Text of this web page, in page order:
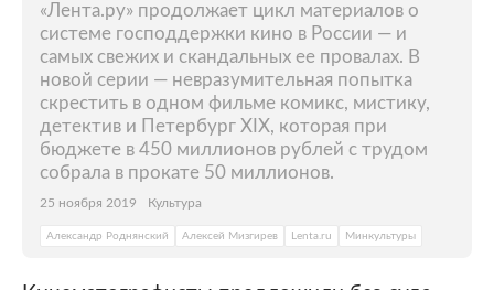
«Лента.ру» продолжает цикл материалов о
системе господдержки кино в России — и
самых свежих и скандальных ее провалах. В
новой серии — невразумительная попытка
скрестить в одном фильме комикс, мистику,
детектив и Петербург XIX, которая при
бюджете в 450 миллионов рублей с трудом
собрала в прокате 50 миллионов.
25 ноября 2019 Культура
Александр Роднянский Алексей Мизгирев Lenta.ru Минкультуры